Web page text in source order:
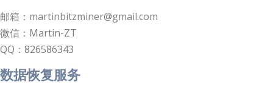
邮箱：martinbitzminer@gmail.com
微信：Martin-ZT
QQ：826586343
数据恢复服务